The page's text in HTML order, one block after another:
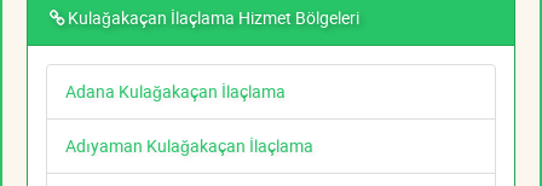
Kulağakaçan İlaçlama Hizmet Bölgeleri
Adana Kulağakaçan İlaçlama
Adıyaman Kulağakaçan İlaçlama